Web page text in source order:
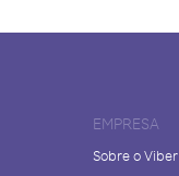
EMPRESA
Sobre o Viber